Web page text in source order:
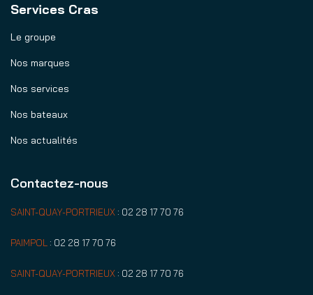
Services Cras
Le groupe
Nos marques
Nos services
Nos bateaux
Nos actualités
Contactez-nous
SAINT-QUAY-PORTRIEUX : 02 28 17 70 76
PAIMPOL : 02 28 17 70 76
SAINT-QUAY-PORTRIEUX : 02 28 17 70 76